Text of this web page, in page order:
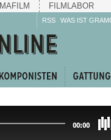
MAFILM FILMLABOR
RSS WAS IST
00:00